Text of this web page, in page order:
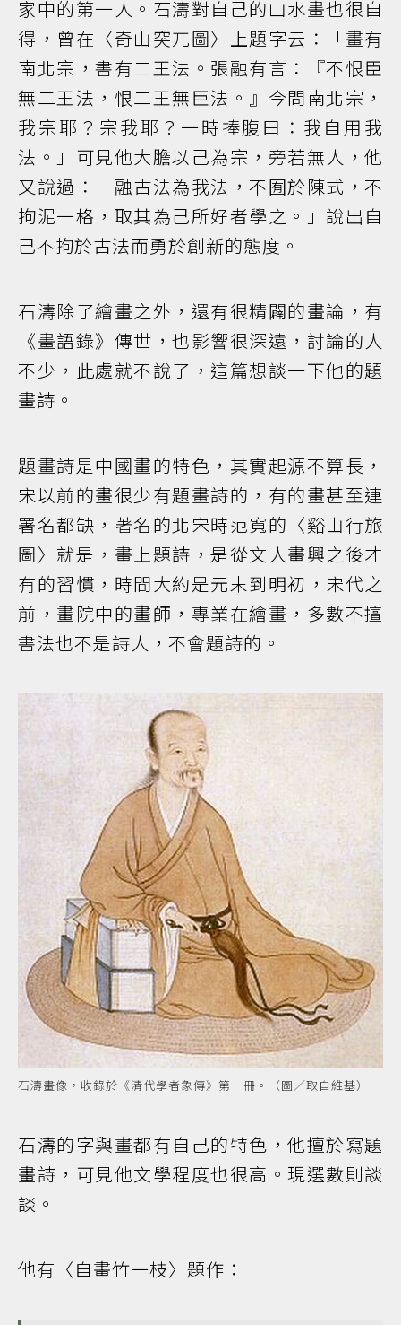
家中的第一人。石濤對自己的山水畫也很自
得，曾在〈奇山突兀圖〉上題字云：「畫有
南北宗，書有二王法。張融有言：『不恨臣
無二王法，恨二王無臣法。』今問南北宗，
我宗耶？宗我耶？一時捧腹曰：我自用我
法。」可見他大膽以己為宗，旁若無人，他
又說過：「融古法為我法，不囿於陳式，不
拘泥一格，取其為己所好者學之。」說出自
己不拘於古法而勇於創新的態度。
石濤除了繪畫之外，還有很精闢的畫論，有
《畫語錄》傳世，也影響很深遠，討論的人
不少，此處就不說了，這篇想談一下他的題
畫詩。
題畫詩是中國畫的特色，其實起源不算長，
宋以前的畫很少有題畫詩的，有的畫甚至連
署名都缺，著名的北宋時范寬的〈谿山行旅
圖〉就是，畫上題詩，是從文人畫興之後才
有的習慣，時間大約是元末到明初，宋代之
前，畫院中的畫師，專業在繪畫，多數不擅
書法也不是詩人，不會題詩的。
石濤畫像，收錄於《清代學者象傳》第一冊。（圖／取自維基）
石濤的字與畫都有自己的特色，他擅於寫題
畫詩，可見他文學程度也很高。現選數則談
談。
他有〈自畫竹一枝〉題作：